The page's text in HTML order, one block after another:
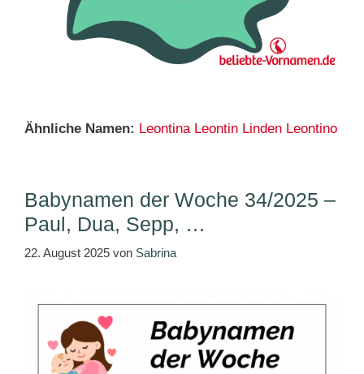
Ähnliche Namen: Leontina Leontin Linden Leontino
Babynamen der Woche 34/2025 –
Paul, Dua, Sepp, …
22. August 2025 von Sabrina